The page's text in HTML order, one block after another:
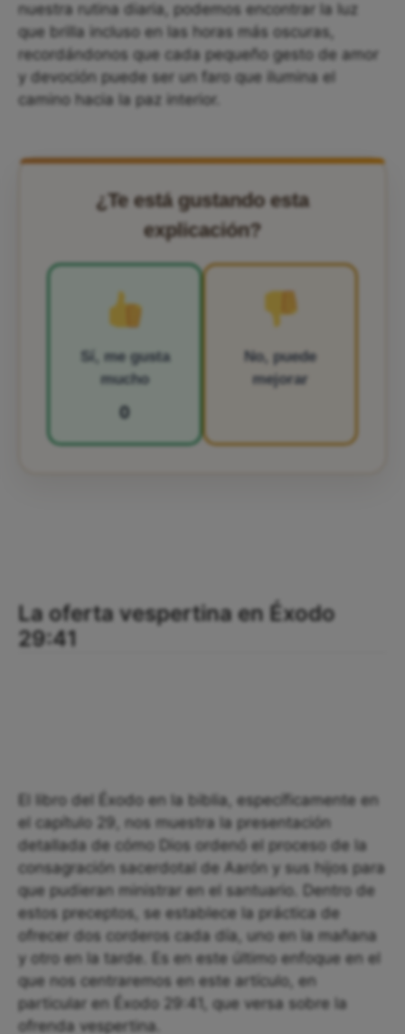
nuestra rutina diaria, podemos encontrar la luz
que brilla incluso en las horas más oscuras,
recordándonos que cada pequeño gesto de amor
y devoción puede ser un faro que ilumina el
camino hacia la paz interior.
¿Te está gustando esta
explicación?
Sí, me gusta
mucho
0
No, puede
mejorar
La oferta vespertina en Éxodo
29:41
El libro del Éxodo en la biblia, específicamente en
el capítulo 29, nos muestra la presentación
detallada de cómo Dios ordenó el proceso de la
consagración sacerdotal de Aarón y sus hijos para
que pudieran ministrar en el santuario. Dentro de
estos preceptos, se establece la práctica de
ofrecer dos corderos cada día, uno en la mañana
y otro en la tarde. Es en este último enfoque en el
que nos centraremos en este artículo, en
particular en Éxodo 29:41, que versa sobre la
ofrenda vespertina.